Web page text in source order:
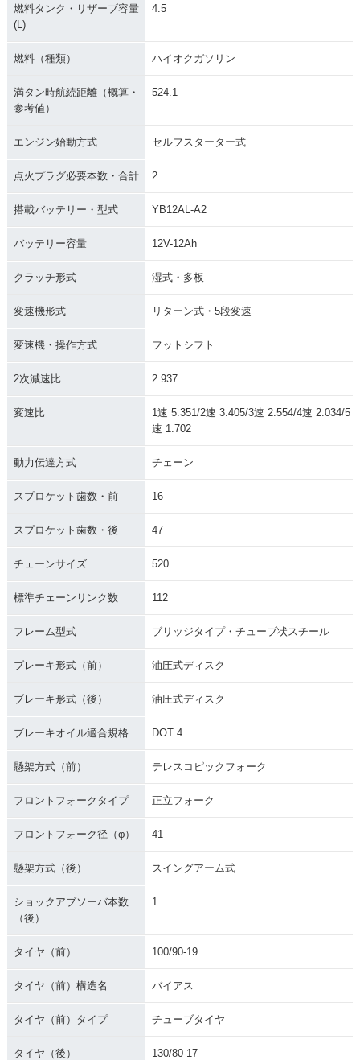
燃料タンク・リザーブ容量
(L)
4.5
燃料（種類） ハイオクガソリン
満タン時航続距離（概算・
参考値）
524.1
エンジン始動方式 セルフスターター式
点火プラグ必要本数・合計 2
搭載バッテリー・型式 YB12AL-A2
バッテリー容量 12V-12Ah
クラッチ形式 湿式・多板
変速機形式 リターン式・5段変速
変速機・操作方式 フットシフト
2次減速比 2.937
変速比
1速 5.351/2速 3.405/3速 2.554/4速 2.034/5
速 1.702
動力伝達方式 チェーン
スプロケット歯数・前 16
スプロケット歯数・後 47
チェーンサイズ 520
標準チェーンリンク数 112
フレーム型式 ブリッジタイプ・チューブ状スチール
ブレーキ形式（前） 油圧式ディスク
ブレーキ形式（後） 油圧式ディスク
ブレーキオイル適合規格 DOT 4
懸架方式（前） テレスコピックフォーク
フロントフォークタイプ 正立フォーク
フロントフォーク径（φ） 41
懸架方式（後） スイングアーム式
ショックアブソーバ本数
（後）
1
タイヤ（前） 100/90-19
タイヤ（前）構造名 バイアス
タイヤ（前）タイプ チューブタイヤ
タイヤ（後） 130/80-17